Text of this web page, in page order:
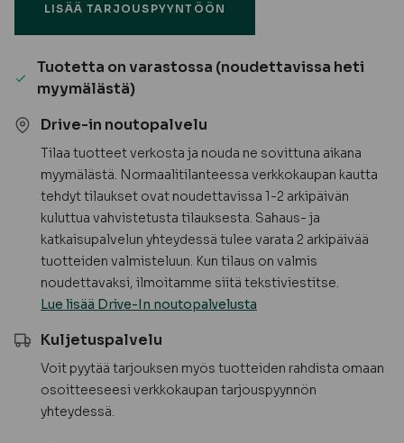
tummanharmaa
RAL7024
määrä
LISÄÄ TARJOUSPYYNTÖÖN
Tuotetta on varastossa (noudettavissa heti
myymälästä)
Drive-in noutopalvelu
Tilaa tuotteet verkosta ja nouda ne sovittuna aikana
myymälästä. Normaalitilanteessa verkkokaupan kautta
tehdyt tilaukset ovat noudettavissa 1-2 arkipäivän
kuluttua vahvistetusta tilauksesta. Sahaus- ja
katkaisupalvelun yhteydessä tulee varata 2 arkipäivää
tuotteiden valmisteluun. Kun tilaus on valmis
noudettavaksi, ilmoitamme siitä tekstiviestitse.
Lue lisää Drive-In noutopalvelusta
Kuljetuspalvelu
Voit pyytää tarjouksen myös tuotteiden rahdista omaan
osoitteeseesi verkkokaupan tarjouspyynnön
yhteydessä.